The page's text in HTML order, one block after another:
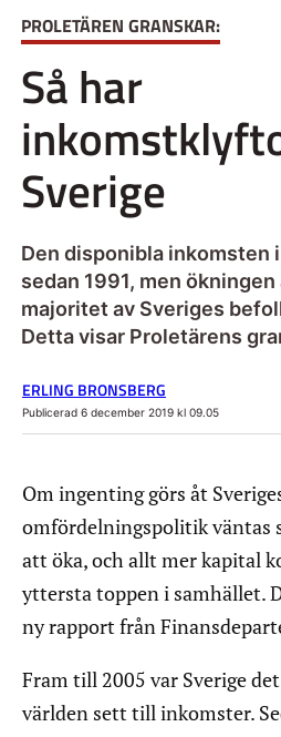
PROLETÄREN GRANSKAR:
Så har
Sverige
Den disponibla inkomsten
sedan 1991, men ökningen
majoritet av Sveriges
Detta visar Proletärens
ERLING BRONSBERG
Publicerad 6 december 2019 kl 09.05
Om ingenting görs åt
omfördelningspolitik väntas
att öka, och allt mer kapital
yttersta toppen i samhället.
ny rapport från
Fram till 2005 var Sverige
världen sett till inkomster.